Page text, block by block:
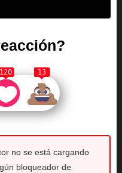
120 13
no se está cargando
bloqueador de